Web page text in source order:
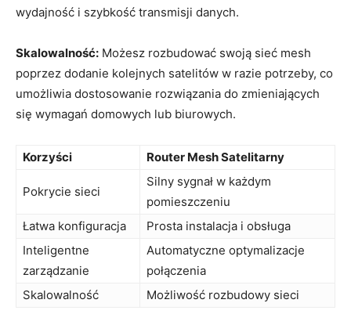
wydajność i szybkość transmisji danych.
Skalowalność: Możesz rozbudować swoją sieć mesh
poprzez dodanie kolejnych satelitów w razie potrzeby, co
umożliwia dostosowanie rozwiązania do zmieniających
się wymagań domowych lub biurowych.
Korzyści Router Mesh Satelitarny
Pokrycie sieci
Silny sygnał w każdym
pomieszczeniu
Łatwa konfiguracja
Prosta instalacja i obsługa
Inteligentne
zarządzanie
Automatyczne optymalizacje
połączenia
Skalowalność
Możliwość rozbudowy sieci